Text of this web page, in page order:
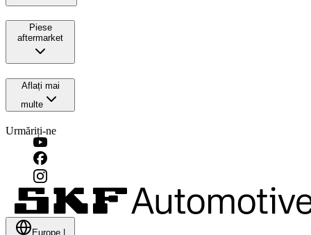
Piese
aftermarket
Aflați mai
multe
Urmăriți-ne
Europe